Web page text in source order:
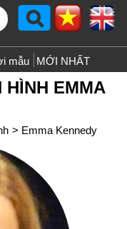
mẫu MỚI NHẤT
HÌNH EMMA
> Emma Kennedy